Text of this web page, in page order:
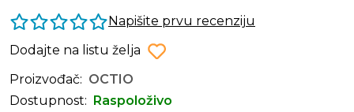
Napišite prvu recenziju
Dodajte na listu želja
Proizvođač: OCTIO
Dostupnost:
Raspoloživo